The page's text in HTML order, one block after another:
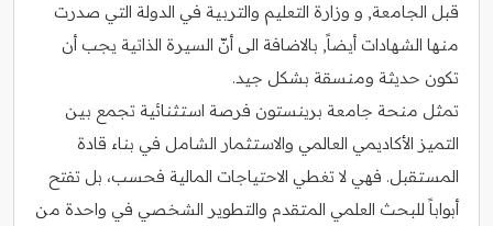
قبل الجامعة, و وزارة التعليم والتربية في الدولة التي صدرت
منها الشهادات أيضاً, بالاضافة الى أنّ السيرة الذاتية يجب أن
تكون حديثة ومنسقة بشكل جيد.
تمثل منحة جامعة برينستون فرصة استثنائية تجمع بين
التميز الأكاديمي العالمي والاستثمار الشامل في بناء قادة
المستقبل. فهي لا تغطي الاحتياجات المالية فحسب، بل تفتح
أبواباً للبحث العلمي المتقدم والتطوير الشخصي في واحدة من